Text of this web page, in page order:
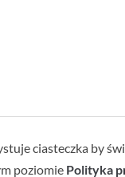
ciasteczka by
poziomie Polityka